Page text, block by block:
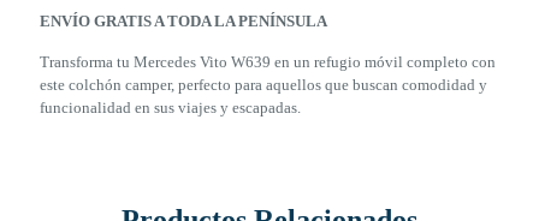
ENVÍO GRATIS A TODA LA PENÍNSULA
Transforma tu Mercedes Vito W639 en un refugio móvil completo con
este colchón camper, perfecto para aquellos que buscan comodidad y
funcionalidad en sus viajes y escapadas.